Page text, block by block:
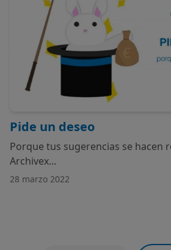
Pide un deseo
Porque tus sugerencias se hacen
Archivex...
28 marzo 2022